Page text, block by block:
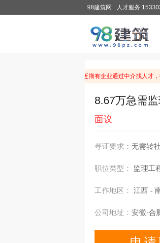
98建筑网 人才服务
温馨提示：由于近期有企业通过中介找人才
8.67万急需
面议
寻证要求： 无需转
职位类型： 监理工
工作地区： 江西 -
公司地址： 安徽-合